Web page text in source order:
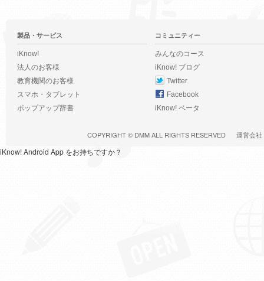
製品・サービス
iKnow!
法人のお客様
教育機関のお客様
スマホ・タブレット
ポップアップ辞書
コミュニティー
みんなのコース
iKnow! ブログ
Twitter
Facebook
iKnow! ベータ
COPYRIGHT © DMMALL RIGHTS RESERVED 運営会社
iKnow! Android App をお持ちですか？